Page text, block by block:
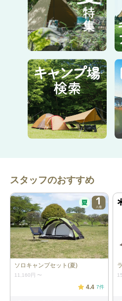
詳細
CR-Sステンレス
段階調
テンレス
火バサミ
本体サ
4cm
スタッフのおすすめ
ソロキャンプセット(夏)
11,160円 〜
4.4 7件